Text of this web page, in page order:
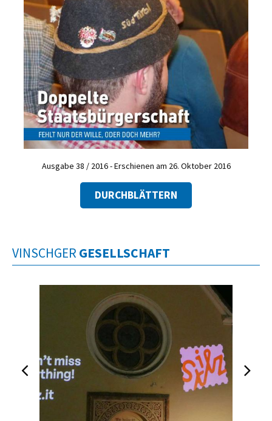
Ausgabe 38 / 2016 - Erschienen am 26. Oktober 2016
DURCHBLÄTTERN
VINSCHGER GESELLSCHAFT